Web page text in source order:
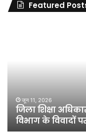
Featured
शिक्षा
विभाग
विवादों
जून 11, 2026
जिला शिक्षा
विभाग के विवादों